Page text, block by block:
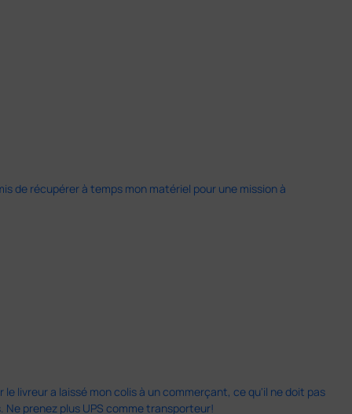
de récupérer à temps mon matériel pour une mission à
livreur a laissé mon colis à un commerçant, ce qu'il ne doit pas
prenez plus UPS comme transporteur!